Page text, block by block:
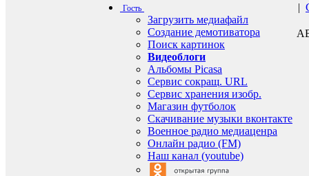
Гость
Загрузить медиафайл
Создание демотиватора
Поиск картинок
Видеоблоги
Альбомы Picasa
Сервис сокращ. URL
Сервис хранения изобр.
Магазин футболок
Скачивание музыки вконтакте
Военное радио медиаценра
Онлайн радио (FM)
Наш канал (youtube)
|